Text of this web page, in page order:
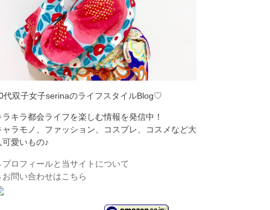
代双子女子serinaのライフスタイルBlog♡
ラキラ都会ライフを楽しむ情報を発信中！
ャラモノ、ファッション、コスプレ、コスメなど大
可愛いもの♪
プロフィールと当サイトについて
お問い合わせはこちら